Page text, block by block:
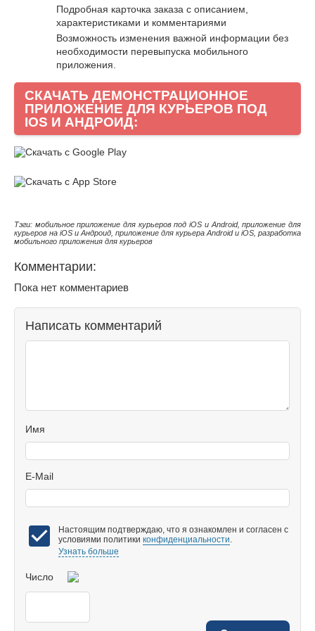
Подробная карточка заказа с описанием,
характеристиками и комментариями
Возможность изменения важной информации без
необходимости перевыпуска мобильного
приложения.
СКАЧАТЬ ДЕМОНСТРАЦИОННОЕ
ПРИЛОЖЕНИЕ ДЛЯ КУРЬЕРОВ ПОД
IOS И АНДРОИД:
Тэги: мобильное приложение для курьеров под iOS и Android, приложение для
курьеров на iOS и Андроид, приложение для курьера Android и iOS, разработка
мобильного приложения для курьеров
Комментарии:
Пока нет комментариев
Написать комментарий
Имя
E-Mail
Настоящим подтверждаю, что я ознакомлен и согласен с
условиями политики конфиденциальности.
Узнать больше
Число